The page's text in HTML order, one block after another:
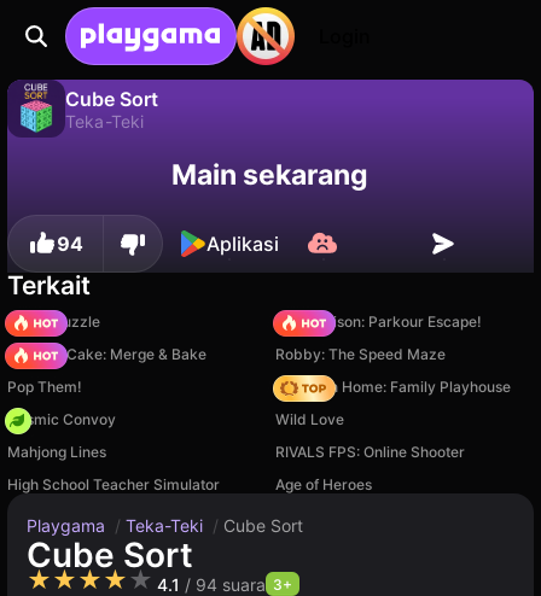
Cube Sort
Teka-Teki
Simpan progresnya!
Main sekarang
94 Aplikasi
Terkait
Arrow Puzzle
Barry Prison: Parkour Escape!
Piece of Cake: Merge & Bake
Robby: The Speed Maze
Pop Them!
My Town Home: Family Playhouse
Cosmic Convoy
Wild Love
Mahjong Lines
RIVALS FPS: Online Shooter
High School Teacher Simulator
Age of Heroes
Playgama / Teka-Teki / Cube Sort
Cube Sort
★★★★★ 4.1 / 94 suara 3+